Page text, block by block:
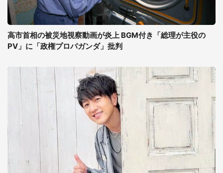
高市首相の被災地視察動画が炎上 BGM付き「総理が主役の
PV」に「政権プロパガンダ」批判